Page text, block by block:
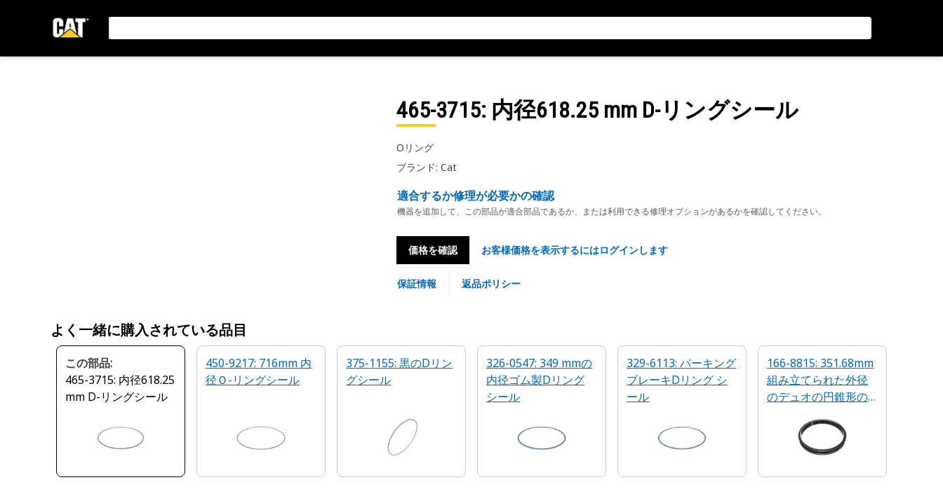
465-3715: 内径618.25 mm D-リングシール
Oリング
ブランド: Cat
適合するか修理が必要かの確認
機器を追加して、この部品が適合部品であるか、または利用できる修理オプションがあるかを確認してください。
価格を確認 お客様価格を表示するにはログインします
保証情報 返品ポリシー
よく一緒に購入されている品目
この部品:
465-3715: 内径618.25
mm D-リングシール
450-9217: 716mm 内
径Ｏ-リングシール
375-1155: 黒のDリン
グシール
326-0547: 349 mmの
内径ゴム製Dリング
シール
329-6113: パーキング
ブレーキDリング シ
ール
166-8815: 351.68mm
組み立てられた外径
のデュオの円錐形の